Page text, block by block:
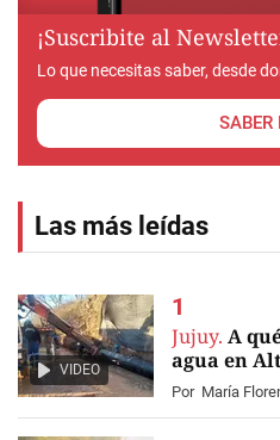
¡Suscribite al
Lo que necesitas saber, desde
SABER
Las más leídas
VIDEO
Jujuy. A
agua en
Por María